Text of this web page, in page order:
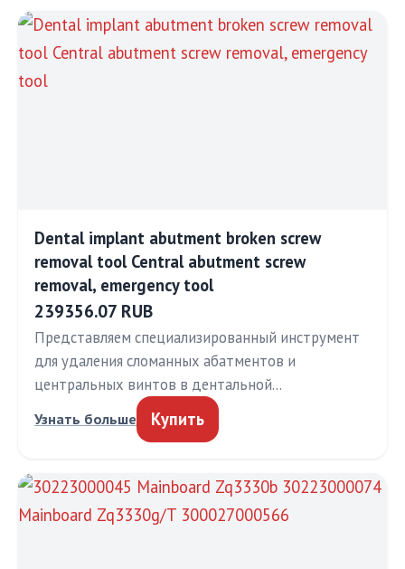
Dental implant abutment broken screw
removal tool Central abutment screw
removal, emergency tool
239356.07 RUB
Представляем специализированный инструмент
для удаления сломанных абатментов и
центральных винтов в дентальной…
Узнать больше Купить